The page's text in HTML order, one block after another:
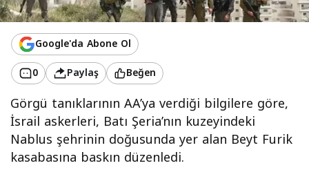
Google'da Abone Ol
0
Paylaş Beğen
Görgü tanıklarının AA’ya verdiği bilgilere göre,
İsrail askerleri, Batı Şeria’nın kuzeyindeki
Nablus şehrinin doğusunda yer alan Beyt Furik
kasabasına baskın düzenledi.